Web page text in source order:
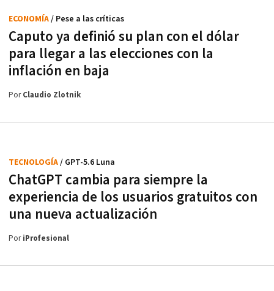
Caputo ya definió su plan con el dólar
para llegar a las elecciones con la
inflación en baja
ECONOMÍA/ Pese a las críticas
PorClaudio Zlotnik
ChatGPT cambia para siempre la
experiencia de los usuarios gratuitos con
una nueva actualización
TECNOLOGÍA/ GPT-5.6 Luna
PoriProfesional